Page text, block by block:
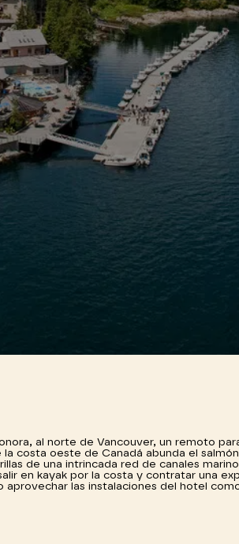
al norte de Vancouver, un remoto
costa oeste de Canadá abunda el
de una intrincada red de canales
en kayak por la costa y contratar una
aprovechar las instalaciones del hotel